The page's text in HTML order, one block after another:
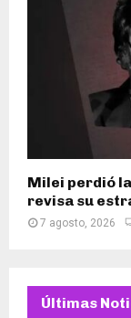
Milei perdió
revisa su
7 agosto, 2026
Últimas